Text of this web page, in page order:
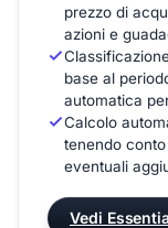
prezzo di
azioni e
base al
automatica
Calcolo
tenendo
eventuali
Vedi